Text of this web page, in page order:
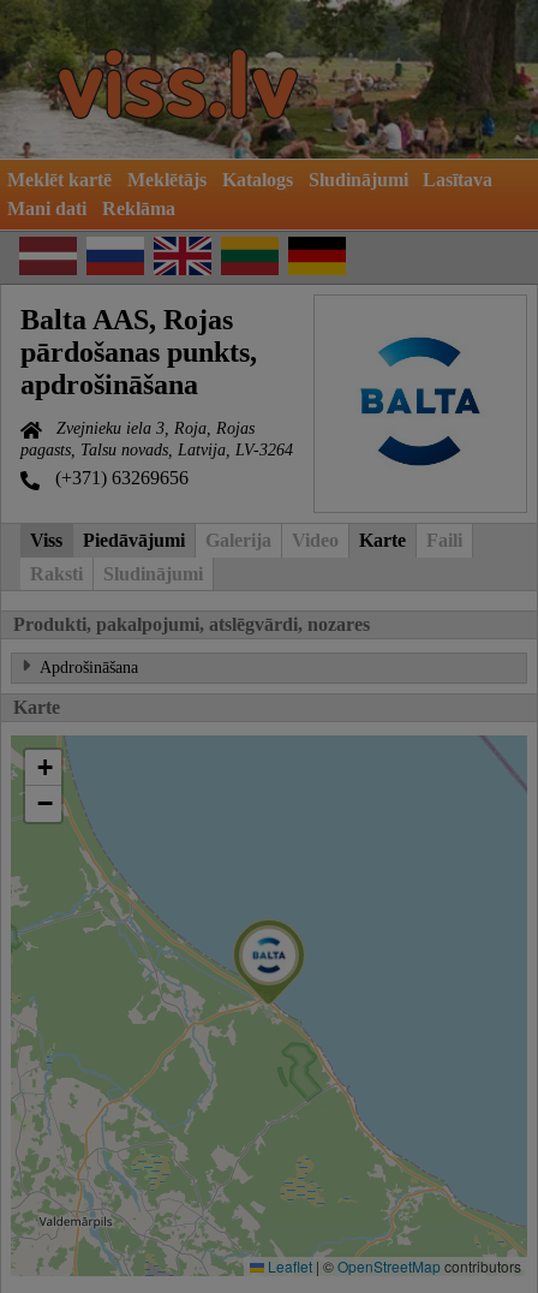
Meklēt kartē Meklētājs Katalogs Sludinājumi
Lasītava
Mani dati
Reklāma
Balta AAS, Rojas
pārdošanas punkts,
apdrošināšana
Zvejnieku iela 3, Roja, Rojas
pagasts, Talsu novads, Latvija, LV-3264
(+371) 63269656
Viss Piedāvājumi Galerija Video Karte
Faili
Raksti
Sludinājumi
Produkti, pakalpojumi, atslēgvārdi, nozares
Apdrošināšana
Karte
+
−
Leaflet | ©OpenStreetMapcontributors